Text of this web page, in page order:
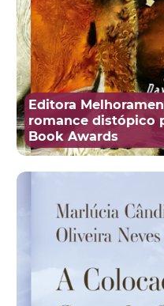
Editora
romance distópico
Book Awards